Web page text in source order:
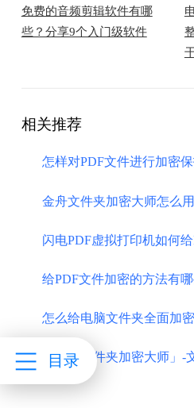
目录
免费的音频剪辑软件有哪
些？分享9个入门级软件
相关推荐
怎样对PDF文件进行加密
金舟文件夹加密大师怎么用
闪电PDF虚拟打印机如何
给PDF文件加密的方法有
怎么给电脑文件夹全面加密
「金舟文件夹加密大师」